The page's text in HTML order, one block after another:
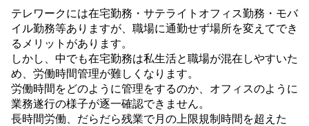
テレワークには在宅勤務・サテライトオフィス勤務・モバ
イル勤務等ありますが、職場に通勤せず場所を変えてでき
るメリットがあります。
しかし、中でも在宅勤務は私生活と職場が混在しやすいた
め、労働時間管理が難しくなります。
労働時間をどのように管理をするのか、オフィスのように
業務遂行の様子が逐一確認できません。
長時間労働、だらだら残業で月の上限規制時間を超えた